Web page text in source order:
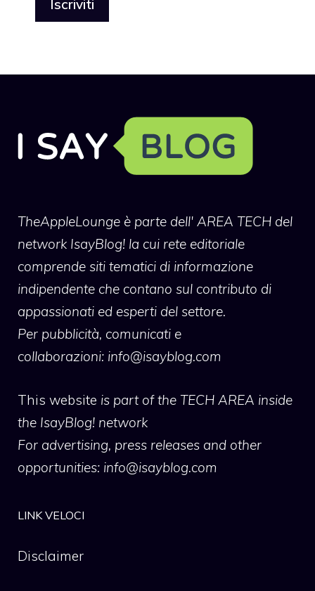
TheAppleLounge è parte dell' AREA TECH del
network IsayBlog! la cui rete editoriale
comprende siti tematici di informazione
indipendente che contano sul contributo di
appassionati ed esperti del settore.
Per pubblicità, comunicati e
collaborazioni: info@isayblog.com
This website is part of the TECH AREA inside
the IsayBlog! network
For advertising, press releases and other
opportunities: info@isayblog.com
LINK VELOCI
Disclaimer